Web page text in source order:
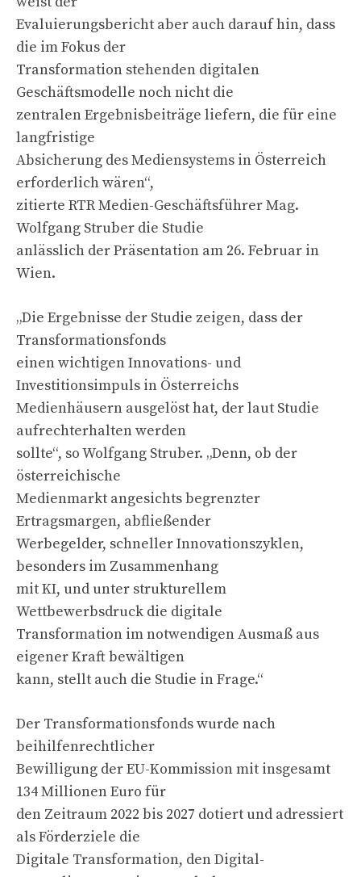
Evaluierungsbericht aber auch darauf hin, dass
die im Fokus der
Transformation stehenden digitalen
Geschäftsmodelle noch nicht die
zentralen Ergebnisbeiträge liefern, die für eine
langfristige
Absicherung des Mediensystems in Österreich
erforderlich wären“,
zitierte RTR Medien-Geschäftsführer Mag.
Wolfgang Struber die Studie
anlässlich der Präsentation am 26. Februar in
Wien.
„Die Ergebnisse der Studie zeigen, dass der
Transformationsfonds
einen wichtigen Innovations- und
Investitionsimpuls in Österreichs
Medienhäusern ausgelöst hat, der laut Studie
aufrechterhalten werden
sollte“, so Wolfgang Struber. „Denn, ob der
österreichische
Medienmarkt angesichts begrenzter
Ertragsmargen, abfließender
Werbegelder, schneller Innovationszyklen,
besonders im Zusammenhang
mit KI, und unter strukturellem
Wettbewerbsdruck die digitale
Transformation im notwendigen Ausmaß aus
eigener Kraft bewältigen
kann, stellt auch die Studie in Frage.“
Der Transformationsfonds wurde nach
beihilfenrechtlicher
Bewilligung der EU-Kommission mit insgesamt
134 Millionen Euro für
den Zeitraum 2022 bis 2027 dotiert und adressiert
als Förderziele die
Digitale Transformation, den Digital-